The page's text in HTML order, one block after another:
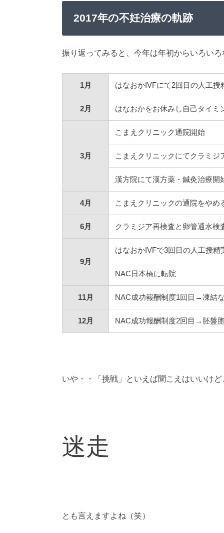
2017年の不妊治療の軌跡
振り返ってみると、今年は年初からいろい
1月 はなおかIVFにて2回目の人工授
2月 はなおかをお休みし自己タイミ
3月
こまえクリニック通院開始
こまえクリニックにてクラミジ
漢方院にて漢方薬・鍼灸治療開
4月 こまえクリニックの通院をやめ
6月 クラミジア再検査と卵管通水検
9月
はなおかIVFで3回目の人工授精
NAC日本橋に転院
11月 NAC成功報酬制度1回目→凍結
12月 NAC成功報酬制度2回目→胚盤
いや・・「挑戦」といえば聞こえはいいけど
迷走
とも言えますよね（笑）